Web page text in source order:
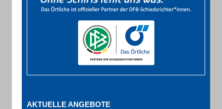
AKTUELLE ANGEBOTE